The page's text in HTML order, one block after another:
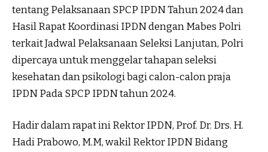
tentang Pelaksanaan SPCP IPDN Tahun 2024 dan
Hasil Rapat Koordinasi IPDN dengan Mabes Polri
terkait Jadwal Pelaksanaan Seleksi Lanjutan, Polri
dipercaya untuk menggelar tahapan seleksi
kesehatan dan psikologi bagi calon-calon praja
IPDN Pada SPCP IPDN tahun 2024.
Hadir dalam rapat ini Rektor IPDN, Prof. Dr. Drs. H.
Hadi Prabowo, M.M, wakil Rektor IPDN Bidang